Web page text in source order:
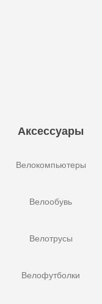
Аксессуары
Велокомпьютеры
Велообувь
Велотрусы
Велофутболки